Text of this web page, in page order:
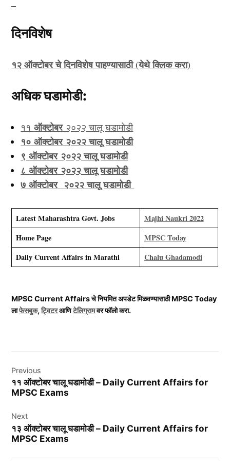
दिनविशेष
१२ ऑक्टोबर चे दिनविशेष पाहण्यासाठी (येथे क्लिक करा)
अधिक घडामोडी:
११ऑक्टोबर२०२२ चालू घडामोडी
१० ऑक्टोबर२०२२ चालू घडामोडी
९ऑक्टोबर२०२२ चालू घडामोडी
८ऑक्टोबर२०२२ चालू घडामोडी
७ ऑक्टोबर २०२२ चालू घडामोडी
Latest Maharashtra Govt. Jobs
Majhi Naukri 2022
Home Page
MPSC Today
Daily Current Affairs in Marathi
Chalu Ghadamodi
MPSC Current Affairs चे नियमित अपडेट मिळवण्यासाठी MPSC Today
लाफेसबुक,ट्विटरआणिटेलिग्रामवर फॉलो करा.
navigation
Previous
११ ऑक्टोबर चालू घडामोडी – Daily Current Affairs for
MPSC Exams
Next
१३ ऑक्टोबर चालू घडामोडी – Daily Current Affairs for
MPSC Exams